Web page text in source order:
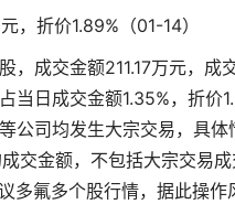
，折价1.89%（01-14）
成交金额211.17万元，成
当日成交金额1.35%，折价
公司均发生大宗交易，具
交金额，不包括大宗交易
多氟多个股行情，据此操作